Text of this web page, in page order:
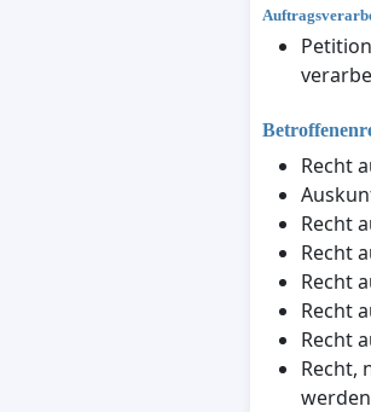
Recht
Recht
Recht
Recht
Recht
Recht
Recht,
werden